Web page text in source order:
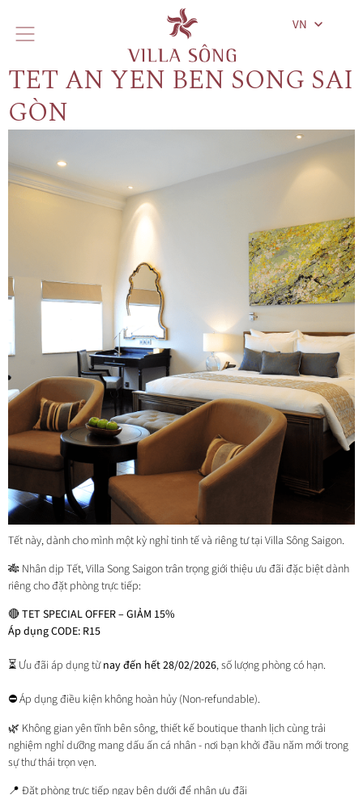
VN
TẾT AN YÊN BÊN SÔNG SÀI
GÒN
Tết này, dành cho mình một kỳ nghỉ tinh tế và riêng tư tại Villa Sông Saigon.
🎋 Nhân dịp Tết, Villa Song Saigon trân trọng giới thiệu ưu đãi đặc biệt dành
riêng cho đặt phòng trực tiếp:
🔴TET SPECIAL OFFER – GIẢM 15%
Áp dụng CODE: R15
⏳ Ưu đãi áp dụng từnay đến hết 28/02/2026, số lượng phòng có hạn.
⛔ Áp dụng điều kiện không hoàn hủy (Non-refundable).
🌿 Không gian yên tĩnh bên sông, thiết kế boutique thanh lịch cùng trải
nghiệm nghỉ dưỡng mang dấu ấn cá nhân - nơi bạn khởi đầu năm mới trong
sự thư thái trọn vẹn.
📍 Đặt phòng trực tiếp ngay bên dưới để nhận ưu đãi